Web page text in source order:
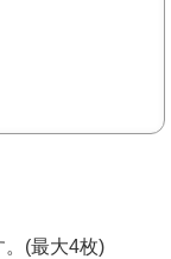
。(最大4枚)